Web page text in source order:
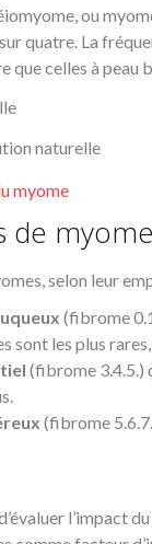
ou
quatre. La
que celles à peau
naturelle
myome
de
selon leur
(fibrome
sont les plus
(fibrome 3.4.5.)
(fibrome
l’impact